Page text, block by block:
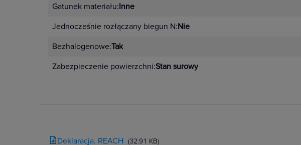
Gatunek materiału:Inne
Jednocześnie rozłączany biegun N:Nie
Bezhalogenowe:Tak
Zabezpieczenie powierzchni:Stan surowy
Deklaracja. REACH (32.91 KB)